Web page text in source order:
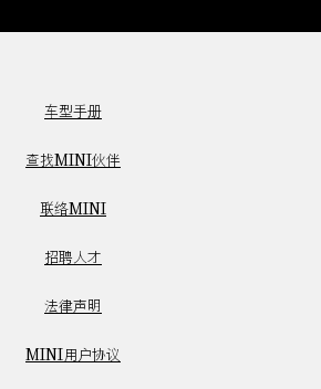
车型手册
查找MINI伙伴
联络MINI
招聘人才
法律声明
MINI用户协议